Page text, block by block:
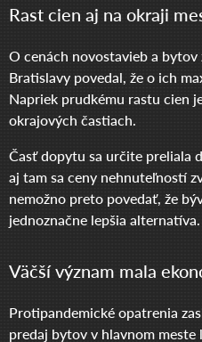
Rast cien aj na okraji
O cenách novostavieb a
Bratislavy povedal, že o ich
Napriek prudkému rastu cien
okrajových častiach.
Časť dopytu sa určite preliala
aj tam sa ceny nehnuteľností
nemožno preto povedať, že
jednoznačne lepšia alternatíva.
Väčší význam mala
Protipandemické opatrenia
predaj bytov v hlavnom